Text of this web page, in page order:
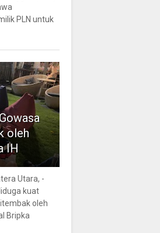
PLN untuk
oleh
IH
Utara, -
kuat
oleh
Bripka